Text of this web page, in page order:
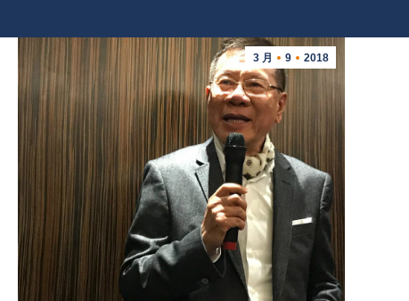
3 月 9 2018